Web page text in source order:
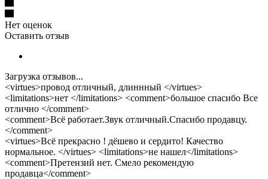
Нет оценок
Оставить отзыв
Загрузка отзывов...
<virtues>провод отличный, длиннный </virtues>
<limitations>нет </limitations> <comment>большое спасибо Все
отлично </comment>
<comment>Всё работает.Звук отличный.Спасибо продавцу.
</comment>
<virtues>Всё прекрасно ! дёшево и сердито! Качество
нормальное. </virtues> <limitations>не нашел</limitations>
<comment>Претензий нет. Смело рекомендую
продавца</comment>